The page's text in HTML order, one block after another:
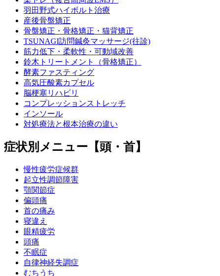
羽田野式ハイボルト治療
産後骨盤矯正
骨盤矯正・骨格矯正・猫背矯正
TSUNAGI訪問鍼灸マッサージ(往診)
筋力低下・柔軟性・可動域改善
鈴木トリートメント（骨格矯正）
酵素ファスティング
高気圧酸素カプセル
脳梗塞リハビリ
コンプレッションストレッチ
インソール
対処療法と根本治療の違い
症状別メニュー【頭・首】
慢性疲労症候群
起立性調節障害
顎関節症
偏頭痛
首の痛み
寝違え
眼精疲労
頭痛
不眠症
自律神経失調症
むちうち